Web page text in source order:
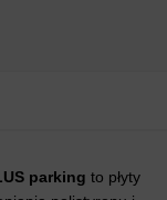
parking to płyty